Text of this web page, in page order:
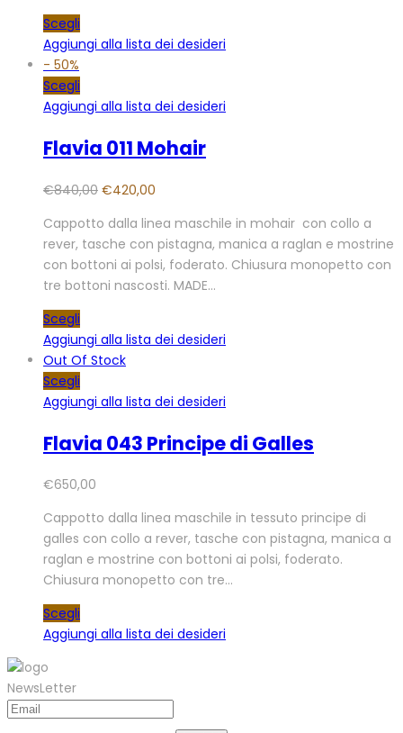
Scegli
Aggiungi alla lista dei desideri
- 50%
Scegli
Aggiungi alla lista dei desideri
Flavia 011 Mohair
€840,00 €420,00
Cappotto dalla linea maschile in mohair con collo a
rever, tasche con pistagna, manica a raglan e mostrine
con bottoni ai polsi, foderato. Chiusura monopetto con
tre bottoni nascosti. MADE…
Scegli
Aggiungi alla lista dei desideri
Out Of Stock
Scegli
Aggiungi alla lista dei desideri
Flavia 043 Principe di Galles
€650,00
Cappotto dalla linea maschile in tessuto principe di
galles con collo a rever, tasche con pistagna, manica a
raglan e mostrine con bottoni ai polsi, foderato.
Chiusura monopetto con tre…
Scegli
Aggiungi alla lista dei desideri
NewsLetter